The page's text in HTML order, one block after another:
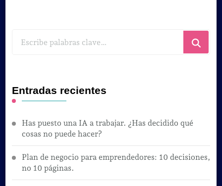
Entradas recientes
Has puesto una IA a trabajar. ¿Has decidido qué
cosas no puede hacer?
Plan de negocio para emprendedores: 10 decisiones,
no 10 páginas.